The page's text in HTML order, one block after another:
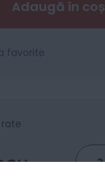
Adaugă în coș
favorite